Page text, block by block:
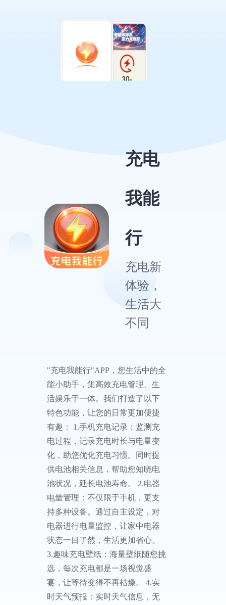
充电
我能
行
充电新
体验，
生活大
不同
"充电我能行"APP，您生活中的全
能小助手，集高效充电管理、生
活娱乐于一体。我们打造了以下
特色功能，让您的日常更加便捷
有趣： 1.手机充电记录‌：监测充
电过程，记录充电时长与电量变
化，助您优化充电习惯。同时提
供电池相关信息，帮助您知晓电
池状况，延长电池寿命。 ‌2.电器
电量管理‌：不仅限于手机，更支
持多种设备。通过自主设定，对
电器进行电量监控，让家中电器
状态一目了然，生活更加省心。
‌3.趣味充电壁纸‌：海量壁纸随您挑
选，每次充电都是一场视觉盛
宴，让等待变得不再枯燥。 ‌4.实
时天气预报‌：实时天气信息，无